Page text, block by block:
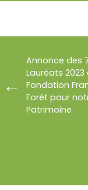
Annonce des
Lauréats 2023
Fondation
Forêt pour
Patrimoine